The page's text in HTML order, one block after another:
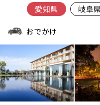
愛知県 岐阜
おでかけ